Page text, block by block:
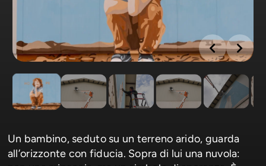
Un bambino, seduto su un terreno arido, guarda
all’orizzonte con fiducia. Sopra di lui una nuvola: